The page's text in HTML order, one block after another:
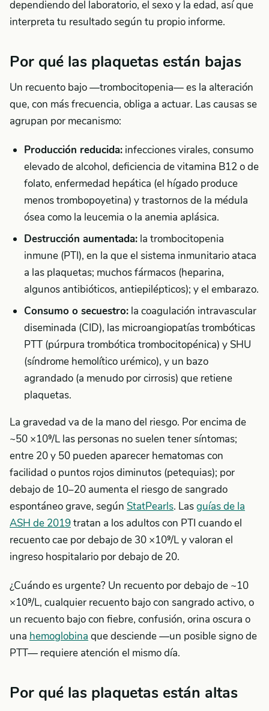
dependiendo del laboratorio, el sexo y la edad, así que
interpreta tu resultado según tu propio informe.
Por qué las plaquetas están bajas
Un recuento bajo —trombocitopenia— es la alteración
que, con más frecuencia, obliga a actuar. Las causas se
agrupan por mecanismo:
Producción reducida: infecciones virales, consumo
elevado de alcohol, deficiencia de vitamina B12 o de
folato, enfermedad hepática (el hígado produce
menos trombopoyetina) y trastornos de la médula
ósea como la leucemia o la anemia aplásica.
Destrucción aumentada: la trombocitopenia
inmune (PTI), en la que el sistema inmunitario ataca
a las plaquetas; muchos fármacos (heparina,
algunos antibióticos, antiepilépticos); y el embarazo.
Consumo o secuestro: la coagulación intravascular
diseminada (CID), las microangiopatías trombóticas
PTT (púrpura trombótica trombocitopénica) y SHU
(síndrome hemolítico urémico), y un bazo
agrandado (a menudo por cirrosis) que retiene
plaquetas.
La gravedad va de la mano del riesgo. Por encima de
~50 ×10⁹/L las personas no suelen tener síntomas;
entre 20 y 50 pueden aparecer hematomas con
facilidad o puntos rojos diminutos (petequias); por
debajo de 10–20 aumenta el riesgo de sangrado
espontáneo grave, según StatPearls. Lasguías de la
ASH de 2019tratan a los adultos con PTI cuando el
recuento cae por debajo de 30 ×10⁹/L y valoran el
ingreso hospitalario por debajo de 20.
¿Cuándo es urgente? Un recuento por debajo de ~10
×10⁹/L, cualquier recuento bajo con sangrado activo, o
un recuento bajo con fiebre, confusión, orina oscura o
una hemoglobina que desciende —un posible signo de
PTT— requiere atención el mismo día.
Por qué las plaquetas están altas